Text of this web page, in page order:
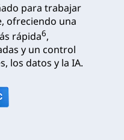
para trabajar
ofreciendo una
rápida6,
y un control
los datos y la IA.